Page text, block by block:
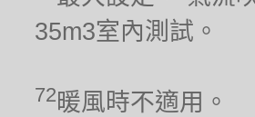
35m3室內測試。
72 暖風時不適用。